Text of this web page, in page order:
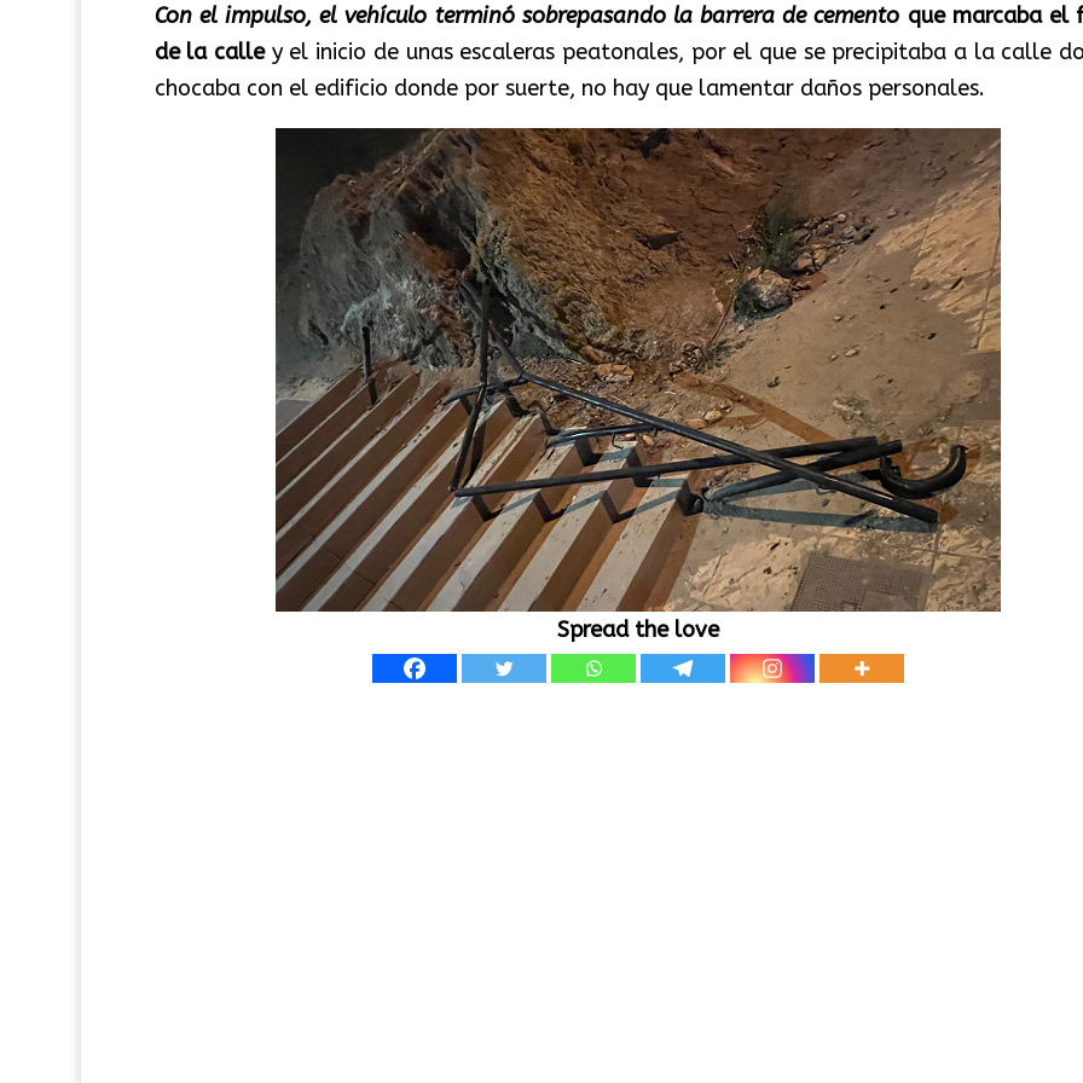
Con el impulso, el vehículo terminó sobrepasando la barrera de cemento que marcaba el
de la calley el inicio de unas escaleras peatonales, por el que se precipitaba a la calle
chocaba con el edificio donde por suerte, no hay que lamentar daños personales.
Spread the love